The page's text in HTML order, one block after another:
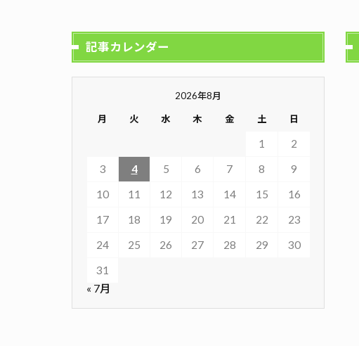
記事カレンダー
2026年8月
月 火 水 木 金 土 日
1
2
3
4 5 6 7 8
9
10
11 12 13 14 15
16
17
18 19 20 21 22
23
24
25 26 27 28 29
30
31
« 7月